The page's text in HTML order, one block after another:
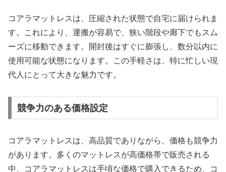
コアラマットレスは、圧縮された状態で自宅に届けられま
す。これにより、運搬が容易で、狭い階段や廊下でもスム
ーズに移動できます。開封後はすぐに膨張し、数分以内に
使用可能な状態になります。この手軽さは、特に忙しい現
代人にとって大きな魅力です。
競争力のある価格設定
コアラマットレスは、高品質でありながら、価格も競争力
があります。多くのマットレスが高価格帯で販売される
中、コアラマットレスは手頃な価格で購入できるため、コ